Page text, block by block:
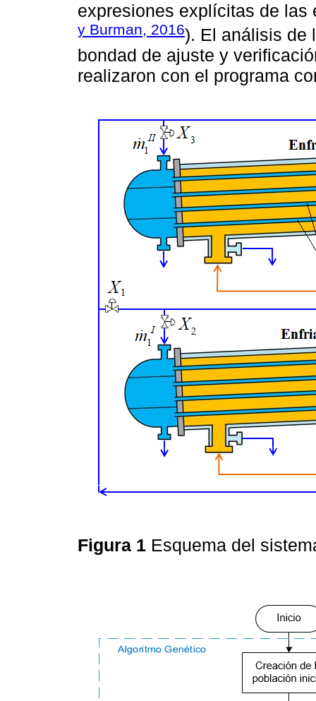
expresiones explícitas de las
y Burman, 2016). El análisis de
bondad de ajuste y
realizaron con el programa
Figura 1 Esquema del